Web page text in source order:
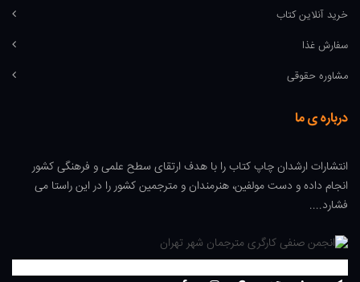
خرید آنلاین کتاب
سفارش غذا
مشاوره حقوقی
درباره ی ما
انتشارات ارشدان چاپ کتاب را با هدف ارتقای سطح علمی و فرهنگی کشور
انجام داده و دست مولفین، هنرمندان و مترجمین کشور را در این راستا می
فشارد....